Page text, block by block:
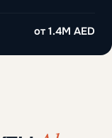
от 1.4M AED